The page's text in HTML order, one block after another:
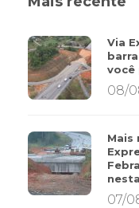
Via
você
08/
Mais
07/